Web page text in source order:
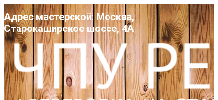
Адрес мастерской: Москва,
Старокаширское шоссе, 4А